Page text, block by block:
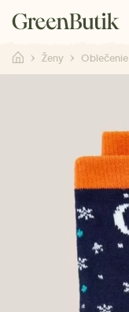
Ženy Oblečenie